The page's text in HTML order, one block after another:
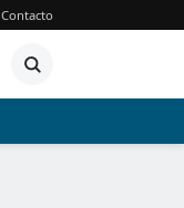
Contacto